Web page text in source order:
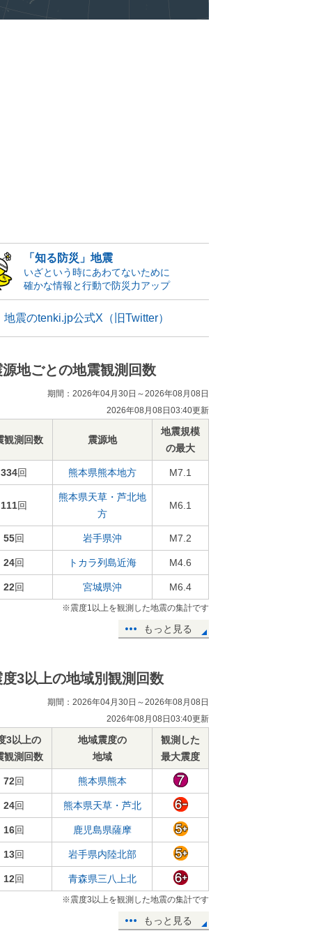
「知る防災」地震
いざという時にあわてないために
確かな情報と行動で防災力アップ
地震のtenki.jp公式X（旧Twitter）
源地ごとの地震観測回数
期間：2026年04月30日～2026年08月08日
2026年08月08日03:40更新
観測回数 震源地
地震規模
の最大
334回 熊本県熊本地方 M7.1
111回
熊本県天草・芦北地
方
M6.1
55回 岩手県沖 M7.2
24回 トカラ列島近海 M4.6
22回 宮城県沖 M6.4
※震度1以上を観測した地震の集計です
もっと見る
度3以上の地域別観測回数
期間：2026年04月30日～2026年08月08日
2026年08月08日03:40更新
3以上の
観測回数
地域震度の
地域
観測した
最大震度
72回 熊本県熊本
24回 熊本県天草・芦北
16回 鹿児島県薩摩
13回 岩手県内陸北部
12回 青森県三八上北
※震度3以上を観測した地震の集計です
もっと見る